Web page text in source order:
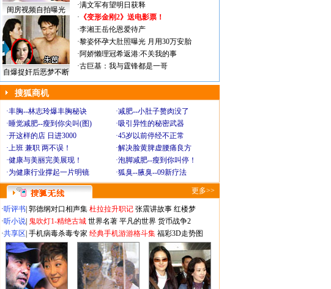
闺房视频自拍曝光
自爆捉奸后恶梦不断
·满文军有望明日获释
· 《变形金刚2》送电影票！
·李湘王岳伦恩爱待产
·黎姿怀孕大肚照曝光 月用30万安胎
·阿娇懒理冠希返港:不关我的事
·古巨基：我与霆锋都是一哥
搜狐商机
·丰胸--林志玲爆丰胸秘诀 ·减肥--小肚子赘肉没了
·睡觉减肥--瘦到你尖叫(图) ·吸引异性的秘密武器
·开这样的店 日进3000 ·45岁以前停经不正常
·上班 兼职 两不误！ ·解决脸黄脾虚腰痛良方
·健康与美丽完美展现！ ·泡脚减肥--瘦到你叫停！
·为健康行业撑起一片明镜 ·狐臭--腋臭--09新疗法
更多>>
·听评书 郭德纲对口相声集 杜拉拉升职记 张震讲故事 红楼梦
·听小说 鬼吹灯1-精绝古城 世界名著 平凡的世界 货币战争2
·共享区 手机病毒杀毒专家 经典手机游游格斗集 福彩3D走势图